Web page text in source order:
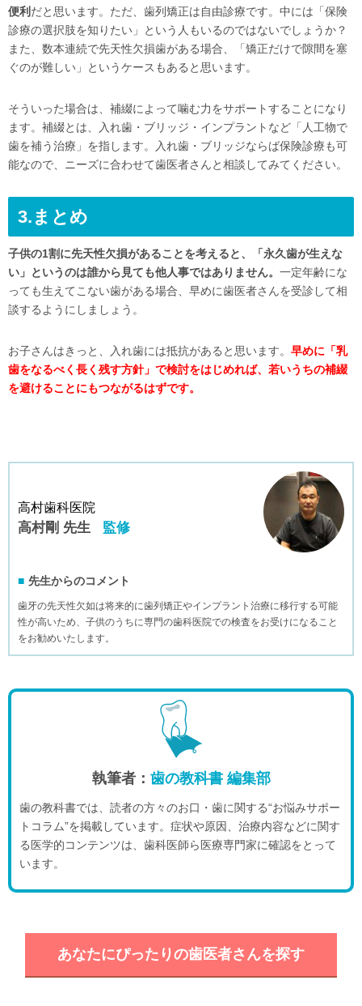
便利 だと思います。ただ、歯列矯正は自由診療です。中には「保険
診療の選択肢を知りたい」という人もいるのではないでしょうか？
また、数本連続で先天性欠損歯がある場合、「矯正だけで隙間を塞
ぐのが難しい」というケースもあると思います。
そういった場合は、補綴によって噛む力をサポートすることになり
ます。補綴とは、入れ歯・ブリッジ・インプラントなど「人工物で
歯を補う治療」を指します。入れ歯・ブリッジならば保険診療も可
能なので、ニーズに合わせて歯医者さんと相談してみてください。
3.まとめ
子供の1割に先天性欠損があることを考えると、「永久歯が生えな
い」というのは誰から見ても他人事ではありません。 一定年齢にな
っても生えてこない歯がある場合、早めに歯医者さんを受診して相
談するようにしましょう。
お子さんはきっと、入れ歯には抵抗があると思います。 早めに「乳
歯をなるべく長く残す方針」で検討をはじめれば、若いうちの補綴
を避けることにもつながるはずです。
高村歯科医院
高村剛 先生 監修
先生からのコメント
歯牙の先天性欠如は将来的に歯列矯正やインプラント治療に移行する可能
性が高いため、子供のうちに専門の歯科医院での検査をお受けになること
をお勧めいたします。
執筆者： 歯の教科書 編集部
歯の教科書では、読者の方々のお口・歯に関する“お悩みサポー
トコラム”を掲載しています。症状や原因、治療内容などに関す
る医学的コンテンツは、歯科医師ら医療専門家に確認をとって
います。
あなたにぴったりの歯医者さんを探す